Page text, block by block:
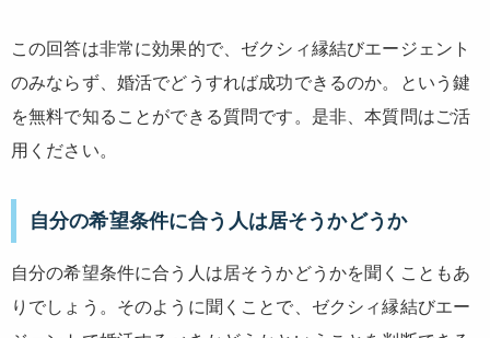
この回答は非常に効果的で、ゼクシィ縁結びエージェント
のみならず、婚活でどうすれば成功できるのか。という鍵
を無料で知ることができる質問です。是非、本質問はご活
用ください。
自分の希望条件に合う人は居そうかどうか
自分の希望条件に合う人は居そうかどうかを聞くこともあ
りでしょう。そのように聞くことで、ゼクシィ縁結びエー